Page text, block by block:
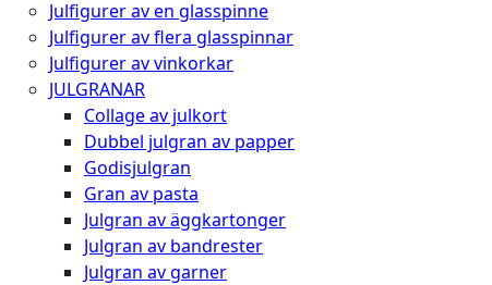
Julfigurer av en glasspinne
Julfigurer av flera glasspinnar
Julfigurer av vinkorkar
JULGRANAR
Collage av julkort
Dubbel julgran av papper
Godisjulgran
Gran av pasta
Julgran av äggkartonger
Julgran av bandrester
Julgran av garner